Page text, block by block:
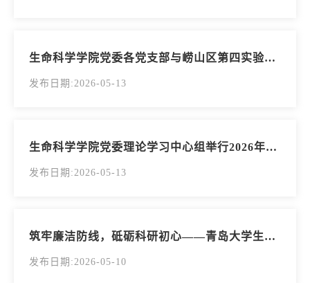
生命科学学院党委各党支部与崂山区第四实验小学联合开展主题党日活动
发布日期:2026-05-13
生命科学学院党委理论学习中心组举行2026年第4次学习会
发布日期:2026-05-13
筑牢廉洁防线，砥砺科研初心——青岛大学生命科学学院学生党支部开...
发布日期:2026-05-10